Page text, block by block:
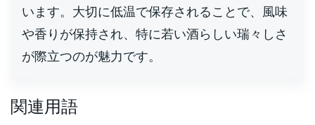
います。大切に低温で保存されることで、風味
や香りが保持され、特に若い酒らしい瑞々しさ
が際立つのが魅力です。
関連用語